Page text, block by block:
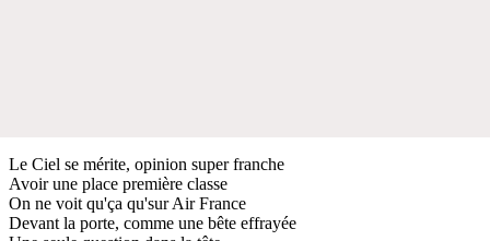
Le Ciel se mérite, opinion super franche
Avoir une place première classe
On ne voit qu'ça qu'sur Air France
Devant la porte, comme une bête effrayée